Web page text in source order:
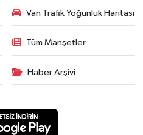
Van Trafik Yoğunluk Haritası
Tüm Manşetler
Haber Arşivi